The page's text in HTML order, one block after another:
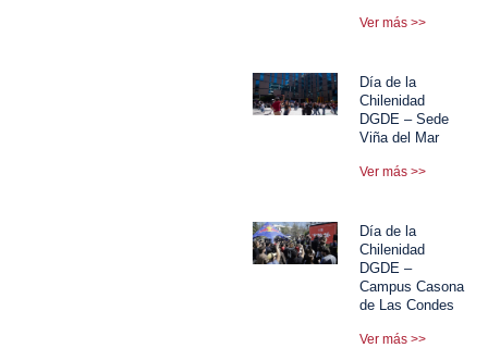
Ver más >>
Día de la
Chilenidad
DGDE – Sede
Viña del Mar
Ver más >>
Día de la
Chilenidad
DGDE –
Campus Casona
de Las Condes
Ver más >>